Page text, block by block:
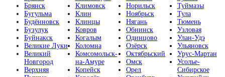
Брянск
Бугульма
Будённовск
Бузулук
Буйнакск
Великие Луки
Великий
Новгород
Верхняя
Климовск
Клин
Клинцы
Ковров
Когалым
Коломна
Комсомольск-
на-Амуре
Копейск
Норильск
Ноябрьск
Нягань
Обнинск
Одинцово
Озёрск
Октябрьский
Омск
Орел
Туймазы
Тула
Тюмень
Узловая
Улан-Удэ
Ульяновск
Урус-Мартан
Усолье-
Сибирское